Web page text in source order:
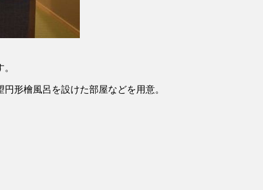
形檜風呂を設けた部屋などを用意。